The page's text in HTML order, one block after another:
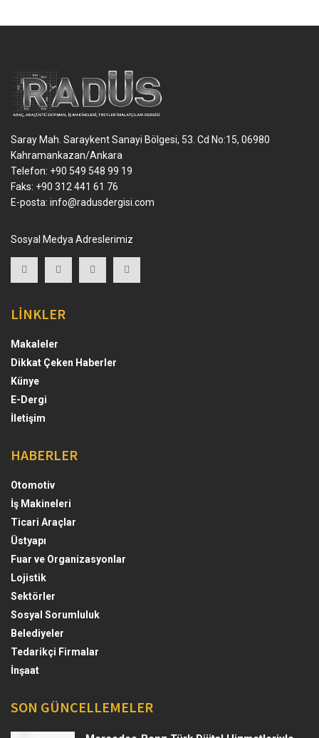
Saray Mah. Saraykent Sanayi Bölgesi, 53. Cd No:15, 06980
Kahramankazan/Ankara
Telefon: +90 549 548 99 19
Faks: +90 312 441 61 76
E-posta: info@radusdergisi.com
Sosyal Medya Adreslerimiz
LİNKLER
Makaleler
Dikkat Çeken Haberler
Künye
E-Dergi
İletişim
HABERLER
Otomotiv
İş Makineleri
Ticari Araçlar
Üstyapı
Fuar ve Organizasyonlar
Lojistik
Sektörler
Sosyal Sorumluluk
Belediyeler
Tedarikçi Firmalar
İnşaat
SON GÜNCELLEMELER